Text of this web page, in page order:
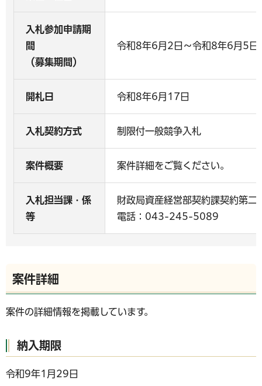
入札参加申請期
間
（募集期間）
令和8年6月2日～令和8年6月5日
開札日 令和8年6月17日
入札契約方式 制限付一般競争入札
案件概要 案件詳細をご覧ください。
入札担当課・係
等
財政局資産経営部契約課契約第二
電話：043-245-5089
案件詳細
案件の詳細情報を掲載しています。
納入期限
令和9年1月29日